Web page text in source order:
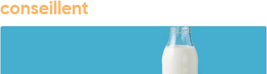
conseillent